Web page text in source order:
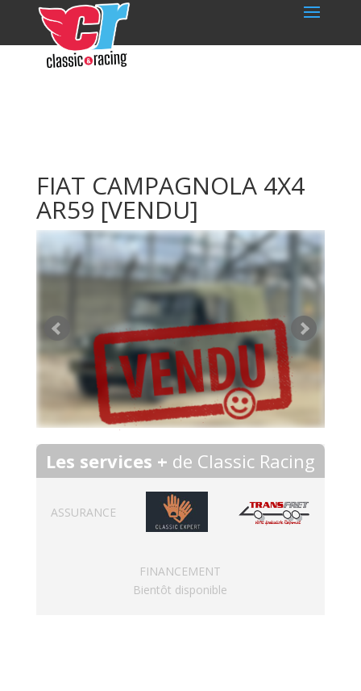
FIAT CAMPAGNOLA 4X4
AR59 [VENDU]
Les services + de Classic Racing
ASSURANCE
FINANCEMENT
Bientôt disponible